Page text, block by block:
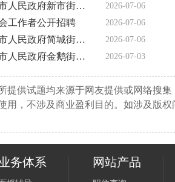
2026四川成都市简阳市人民政府新市街道办事处招聘编外人员6 2026-07-06
工作者公开招聘 2026-07-06
2026四川成都市简阳市人民政府简城街道办事处招聘编外人员1 2026-07-06
2026四川内江市隆昌市人民政府金鹅街道办事处招聘11人公告 2026-07-03
提供试题均来源于网友提供或网络搜
用，不涉及商业盈利目的。如涉及版
务体系 网站产品